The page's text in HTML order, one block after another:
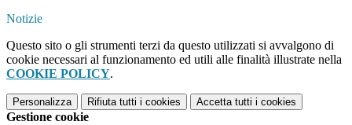
Notizie
Questo sito o gli strumenti terzi da questo utilizzati si avvalgono di
cookie necessari al funzionamento ed utili alle finalità illustrate nella
COOKIE POLICY.
Personalizza Rifiuta tutti i cookies Accetta tutti i cookies
Gestione cookie